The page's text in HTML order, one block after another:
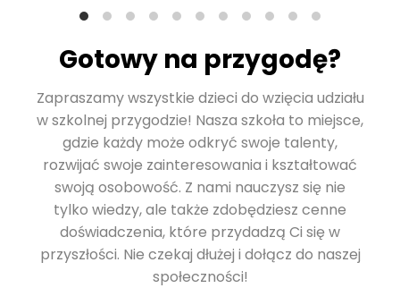
Gotowy na przygodę?
Zapraszamy wszystkie dzieci do wzięcia udziału
w szkolnej przygodzie! Nasza szkoła to miejsce,
gdzie każdy może odkryć swoje talenty,
rozwijać swoje zainteresowania i kształtować
swoją osobowość. Z nami nauczysz się nie
tylko wiedzy, ale także zdobędziesz cenne
doświadczenia, które przydadzą Ci się w
przyszłości. Nie czekaj dłużej i dołącz do naszej
społeczności!